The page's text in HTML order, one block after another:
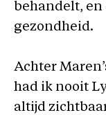
behandelt, en
gezondheid.
Achter
had ik nooit
altijd